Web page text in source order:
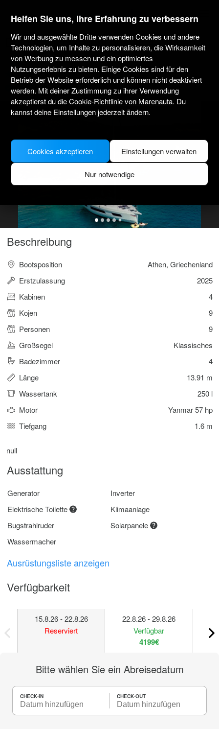
marenauta
Dufour Yachts Moorings 44.4 - Athen
4.7(2 über Charter) Nur ohne Skipper Professionell
Marina Zeas
Verifiziertes Boot
Beschreibung
Bootsposition
Athen, Griechenland
Erstzulassung
2025
Kabinen
4
Kojen
9
Personen
9
Großsegel
Klassisches
Badezimmer
4
Länge
13.91 m
Wassertank
250 l
Motor
Yanmar 57 hp
Tiefgang
1.6 m
null
Ausstattung
Generator
Inverter
Elektrische Toilette
Klimaanlage
Bugstrahlruder
Solarpanele
Wassermacher
Ausrüstungsliste anzeigen
Verfügbarkeit
15.8.26 - 22.8.26
Reserviert
22.8.26 - 29.8.26
Verfügbar
4199€
Bitte wählen Sie ein Abreisedatum
CHECK-IN CHECK-OUT
Helfen Sie uns, Ihre Erfahrung zu verbessern
Wir und ausgewählte Dritte verwenden Cookies und andere
Technologien, um Inhalte zu personalisieren, die Wirksamkeit
von Werbung zu messen und ein optimiertes
Nutzungserlebnis zu bieten. Einige Cookies sind für den
Betrieb der Website erforderlich und können nicht deaktiviert
werden. Mit deiner Zustimmung zu ihrer Verwendung
akzeptierst du dieCookie-Richtlinie von Marenauta. Du
kannst deine Einstellungen jederzeit ändern.
Einstellungen verwalten
Nur notwendige
Cookies akzeptieren